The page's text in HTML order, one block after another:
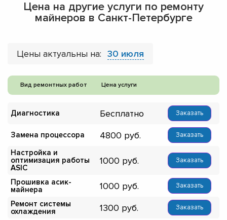
Цена на другие услуги по ремонту
майнеров в Санкт-Петербурге
Цены актуальны на: 30 июля
Вид ремонтных работ Цена услуги
Диагностика Бесплатно Заказать
Замена процессора 4800 Заказать
Настройка и
оптимизация работы
ASIC
1000 Заказать
Прошивка асик-
майнера
1000 Заказать
Ремонт системы
охлаждения
1300 Заказать